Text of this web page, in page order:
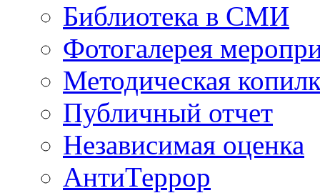
Библиотека в СМИ
Фотогалерея
Методическая
Публичный отчет
Независимая оценка
АнтиТеррор